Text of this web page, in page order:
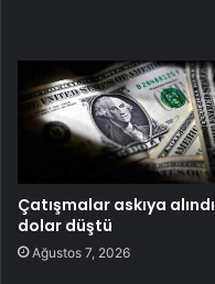
Çatışmalar askıya alındı
dolar düştü
Ağustos 7, 2026